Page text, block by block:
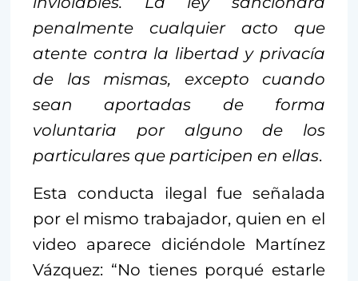
penalmente cualquier acto que
atente contra la libertad y privacía
de las mismas, excepto cuando
sean aportadas de forma
voluntaria por alguno de los
particulares que participen en ellas.
Esta conducta ilegal fue señalada
por el mismo trabajador, quien en el
video aparece diciéndole Martínez
Vázquez: “No tienes porqué estarle